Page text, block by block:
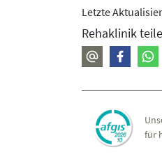
Letzte
Rehaklinik
für